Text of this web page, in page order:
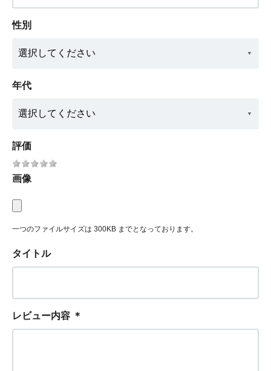
性別
年代
評価
画像
一つのファイルサイズは 300KB までとなっております。
タイトル
レビュー内容 ＊